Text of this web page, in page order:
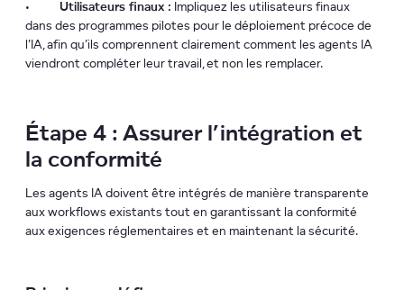
• Utilisateurs finaux : Impliquez les utilisateurs finaux
dans des programmes pilotes pour le déploiement précoce de
l’IA, afin qu’ils comprennent clairement comment les agents IA
viendront compléter leur travail, et non les remplacer.
Étape 4 : Assurer l’intégration et
la conformité
Les agents IA doivent être intégrés de manière transparente
aux workflows existants tout en garantissant la conformité
aux exigences réglementaires et en maintenant la sécurité.